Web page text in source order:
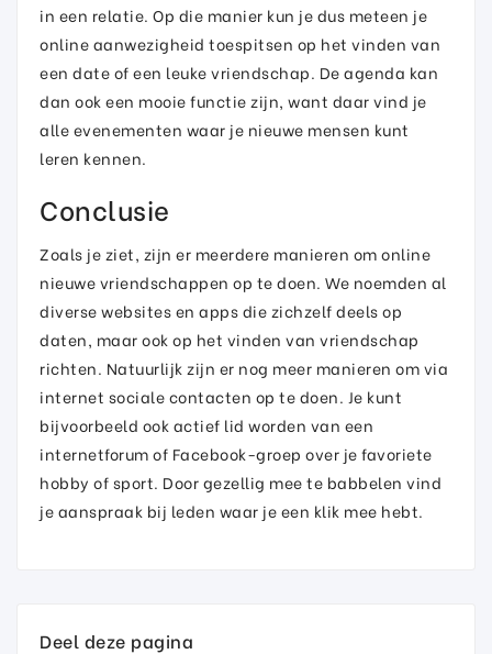
in een relatie. Op die manier kun je dus meteen je
online aanwezigheid toespitsen op het vinden van
een date of een leuke vriendschap. De agenda kan
dan ook een mooie functie zijn, want daar vind je
alle evenementen waar je nieuwe mensen kunt
leren kennen.
Conclusie
Zoals je ziet, zijn er meerdere manieren om online
nieuwe vriendschappen op te doen. We noemden al
diverse websites en apps die zichzelf deels op
daten, maar ook op het vinden van vriendschap
richten. Natuurlijk zijn er nog meer manieren om via
internet sociale contacten op te doen. Je kunt
bijvoorbeeld ook actief lid worden van een
internetforum of Facebook-groep over je favoriete
hobby of sport. Door gezellig mee te babbelen vind
je aanspraak bij leden waar je een klik mee hebt.
Deel deze pagina